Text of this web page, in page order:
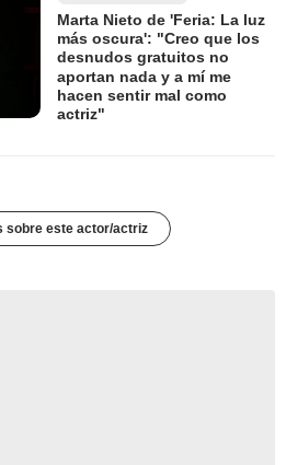
Marta Nieto de 'Feria: La luz
más oscura': "Creo que los
desnudos gratuitos no
aportan nada y a mí me
hacen sentir mal como
actriz"
sobre este actor/actriz